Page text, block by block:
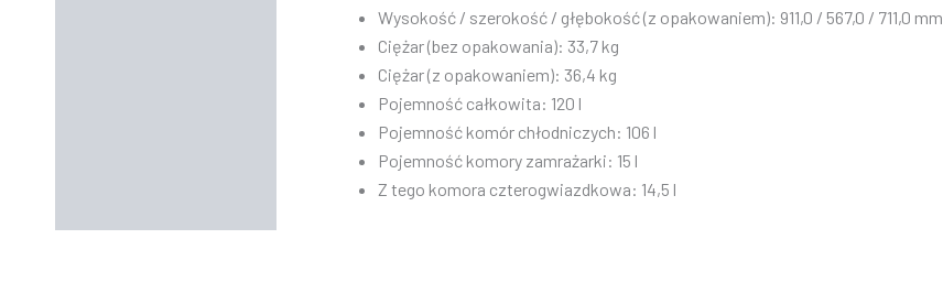
Wysokość / szerokość / głębokość (z opakowaniem): 911,0 / 567,0 / 711,0 mm
Ciężar (bez opakowania): 33,7 kg
Ciężar (z opakowaniem): 36,4 kg
Pojemność całkowita: 120 l
Pojemność komór chłodniczych: 106 l
Pojemność komory zamrażarki: 15 l
Z tego komora czterogwiazdkowa: 14,5 l